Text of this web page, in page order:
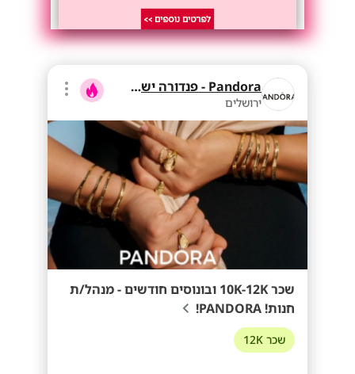
Pandora - פנדורה ישראל
ירושלים
שכר 10K-12K ובונוסים חודשים - מנהל/ת
חנות! PANDORA!
שכר 12K